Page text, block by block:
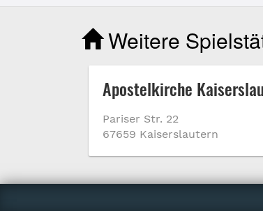
Weitere
Apostelkirche
Pariser Str. 22
67659 Kaiserslautern